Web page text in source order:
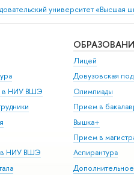
университет «Высшая
в НИУ ВШЭ
в НИУ ВШЭ
Лицей
Довузовская
Олимпиады
Прием в
Вышка+
Прием в
Аспирантура